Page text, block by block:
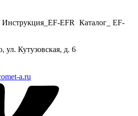
Инструкция_EF-EFR
Каталог_ EF-
ул. Кутузовская, д. 6
a.ru